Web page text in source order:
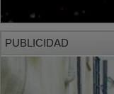
PUBLICIDAD